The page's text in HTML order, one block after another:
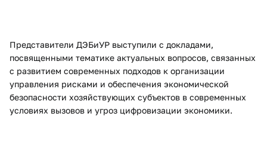
Представители ДЭБиУР выступили с докладами,
посвященными тематике актуальных вопросов, связанных
с развитием современных подходов к организации
управления рисками и обеспечения экономической
безопасности хозяйствующих субъектов в современных
условиях вызовов и угроз цифровизации экономики.